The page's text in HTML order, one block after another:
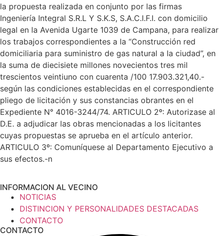
la propuesta realizada en conjunto por las firmas
Ingeniería Integral S.R.L Y S.K.S, S.A.C.I.F.I. con domicilio
legal en la Avenida Ugarte 1039 de Campana, para realizar
los trabajos correspondientes a la “Construcción red
domiciliaria para suministro de gas natural a la ciudad”, en
la suma de diecisiete millones novecientos tres mil
trescientos veintiuno con cuarenta /100 17.903.321,40.-
según las condiciones establecidas en el correspondiente
pliego de licitación y sus constancias obrantes en el
Expediente N° 4016-3244/74. ARTICULO 2º: Autorizase al
D.E. a adjudicar las obras mencionadas a los licitantes
cuyas propuestas se aprueba en el artículo anterior.
ARTICULO 3º: Comuníquese al Departamento Ejecutivo a
sus efectos.-n
INFORMACION AL VECINO
NOTICIAS
DISTINCION Y PERSONALIDADES DESTACADAS
CONTACTO
CONTACTO